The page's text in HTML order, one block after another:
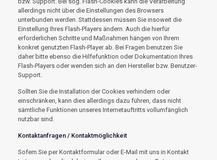
allerdings nicht über die Einstellungen des Browsers
unterbunden werden. Stattdessen müssen Sie insoweit die
Einstellung Ihres Flash-Players ändern. Auch die hierfür
erforderlichen Schritte und Maßnahmen hängen von Ihrem
konkret genutzten Flash-Player ab. Bei Fragen benutzen Sie
daher bitte ebenso die Hilfefunktion oder Dokumentation Ihres
Flash-Players oder wenden sich an den Hersteller bzw. Benutzer-
Support.
Sollten Sie die Installation der Cookies verhindern oder
einschränken, kann dies allerdings dazu führen, dass nicht
sämtliche Funktionen unseres Internetauftritts vollumfänglich
nutzbar sind.
Kontaktanfragen / Kontaktmöglichkeit
Sofern Sie per Kontaktformular oder E-Mail mit uns in Kontakt